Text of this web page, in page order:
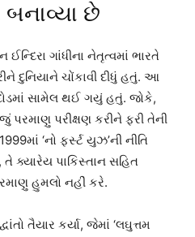
બનાવ્યા છે
ઈન્દિરા ગાંધીના નેતૃત્વમાં ભારતે
દુનિયાને ચોંકાવી દીધું હતું. આ
સામેલ થઈ ગયું હતું. જોકે,
પરમાણુ પરીક્ષણ કરીને ફરી તેની
‘નો ફર્સ્ટ યુઝ’ની નીતિ
ક્યારેય પાકિસ્તાન સહિત
હુમલો નહીં કરે.
તૈયાર કર્યા, જેમાં ‘લઘુત્તમ